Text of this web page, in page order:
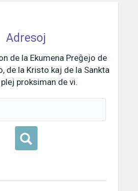
Adresoj
de la Ekumena Preĝejo de
de la Kristo kaj de la Sankta
proksiman de vi.
Buscar